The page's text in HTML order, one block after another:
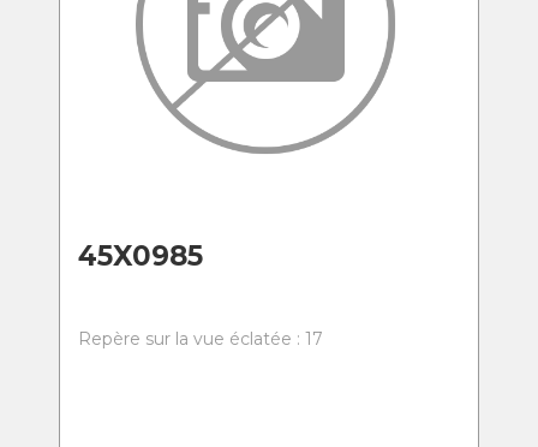
45X0985
Repère sur la vue éclatée : 17